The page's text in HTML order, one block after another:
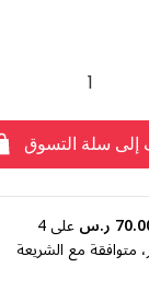
سلة التسوق
ر.س على4
متوافقة مع الشريعة